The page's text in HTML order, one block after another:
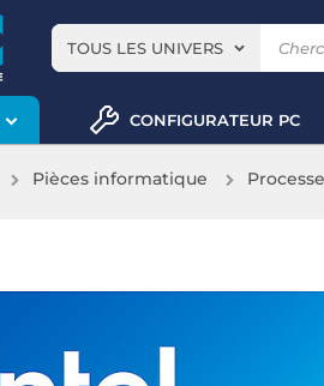
TOUS LES UNIVERS
CONFIGURATEUR PC
Pièces informatique